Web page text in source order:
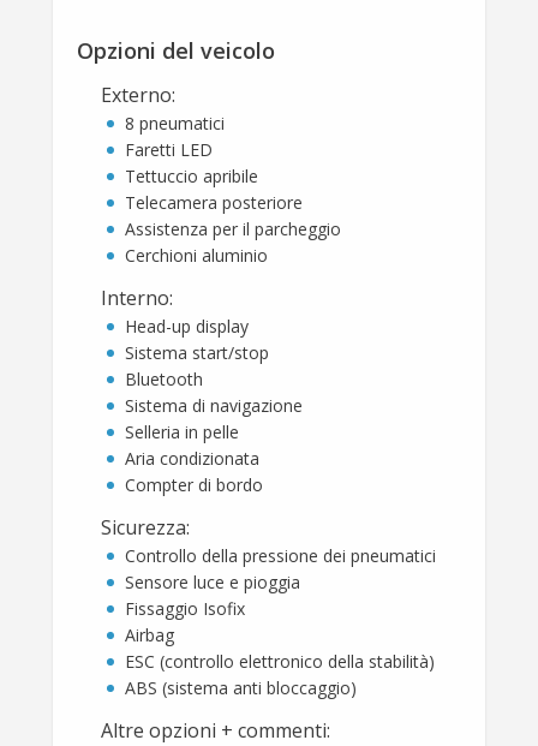
Opzioni del veicolo
Externo:
8 pneumatici
Faretti LED
Tettuccio apribile
Telecamera posteriore
Assistenza per il parcheggio
Cerchioni aluminio
Interno:
Head-up display
Sistema start/stop
Bluetooth
Sistema di navigazione
Selleria in pelle
Aria condizionata
Compter di bordo
Sicurezza:
Controllo della pressione dei pneumatici
Sensore luce e pioggia
Fissaggio Isofix
Airbag
ESC (controllo elettronico della stabilità)
ABS (sistema anti bloccaggio)
Altre opzioni + commenti: